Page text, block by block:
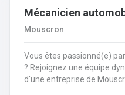
Mécanicien
Mouscron
Vous êtes passionné(e)
? Rejoignez une équipe
d'une entreprise de